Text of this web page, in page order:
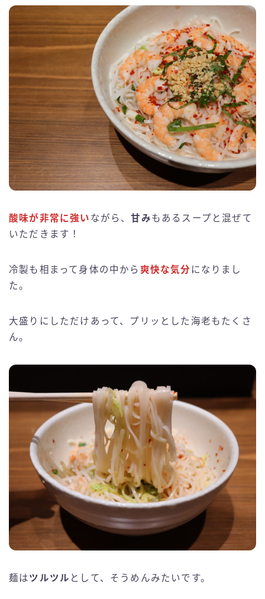
酸味が非常に強い ながら、甘みもあるスープと混ぜて
いただきます！
冷製も相まって身体の中から 爽快な気分 になりまし
た。
大盛りにしただけあって、プリッとした海老もたくさ
ん。
麺はツルツル として、そうめんみたいです。